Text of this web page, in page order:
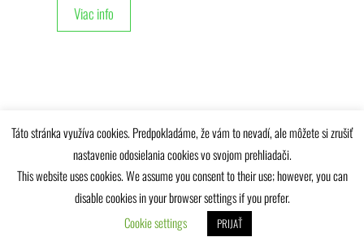
Viac info
Univerzitná knižnica Žilinskej univerzity © 2025
Táto stránka využíva cookies. Predpokladáme, že vám to nevadí, ale môžete si zrušiť
nastavenie odosielania cookies vo svojom prehliadači.
This website uses cookies. We assume you consent to their use; however, you can
disable cookies in your browser settings if you prefer.
Cookie settings
PRIJAŤ